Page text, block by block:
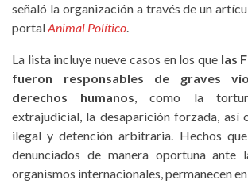
señaló la organización a través de un
portalAnimal Político.
La lista incluye nueve casos en los que las
fueron responsables de graves
derechos humanos, como la
extrajudicial, la desaparición forzada, así
ilegal y detención arbitraria. Hechos
denunciados de manera oportuna ante
organismos internacionales, permanecen